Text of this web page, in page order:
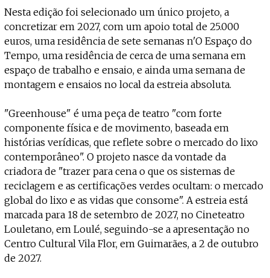
Nesta edição foi selecionado um único projeto, a
concretizar em 2027, com um apoio total de 25.000
euros, uma residência de sete semanas n'O Espaço do
Tempo, uma residência de cerca de uma semana em
espaço de trabalho e ensaio, e ainda uma semana de
montagem e ensaios no local da estreia absoluta.
"Greenhouse" é uma peça de teatro "com forte
componente física e de movimento, baseada em
histórias verídicas, que reflete sobre o mercado do lixo
contemporâneo". O projeto nasce da vontade da
criadora de "trazer para cena o que os sistemas de
reciclagem e as certificações verdes ocultam: o mercado
global do lixo e as vidas que consome". A estreia está
marcada para 18 de setembro de 2027, no Cineteatro
Louletano, em Loulé, seguindo-se a apresentação no
Centro Cultural Vila Flor, em Guimarães, a 2 de outubro
de 2027.